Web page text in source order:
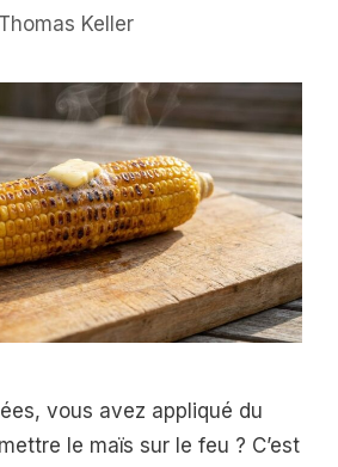
Thomas Keller
vous avez appliqué du
le maïs sur le feu ? C’est